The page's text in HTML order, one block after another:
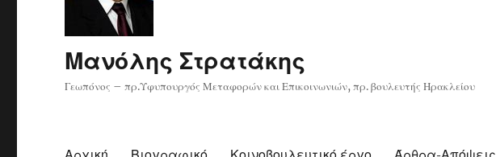
Μανόλης Στρατάκης
Γεωπόνος – πρ.Υφυπουργός Μεταφορών και Επικοινωνιών, πρ. βουλευτής Ηρακλείου